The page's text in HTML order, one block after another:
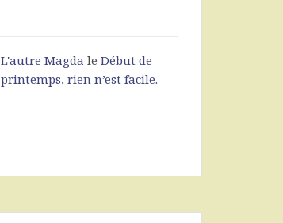
L'autre Magda le Début de
printemps, rien n’est facile.